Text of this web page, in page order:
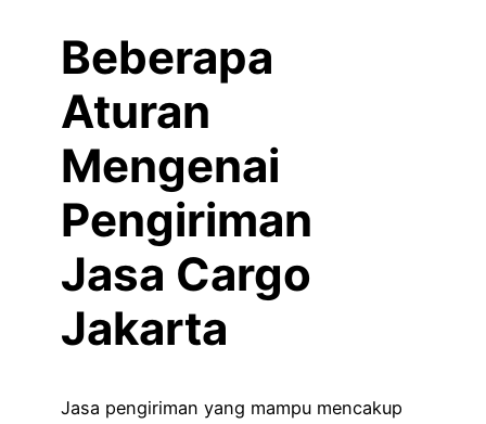
Beberapa
Aturan
Mengenai
Pengiriman
Jasa Cargo
Jakarta
Jasa pengiriman yang mampu mencakup